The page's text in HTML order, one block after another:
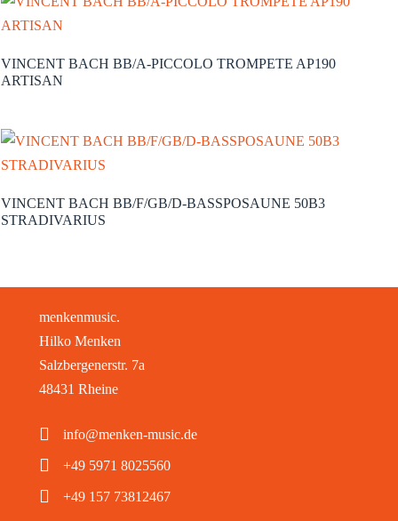
VINCENT BACH BB/A-PICCOLO TROMPETE AP190
ARTISAN
VINCENT BACH BB/F/GB/D-BASSPOSAUNE 50B3
STRADIVARIUS
menkenmusic.
Hilko Menken
Salzbergenerstr. 7a
48431 Rheine
info@menken-music.de
+49 5971 8025560
+49 157 73812467